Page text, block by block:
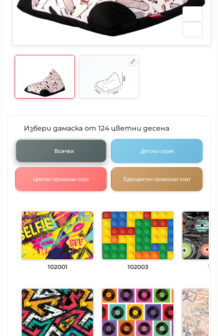
Избери дамаска от 124 цветни десена
Всички Детска серия
Цветен промазан плат Едноцветен промазан плат
102001 102003